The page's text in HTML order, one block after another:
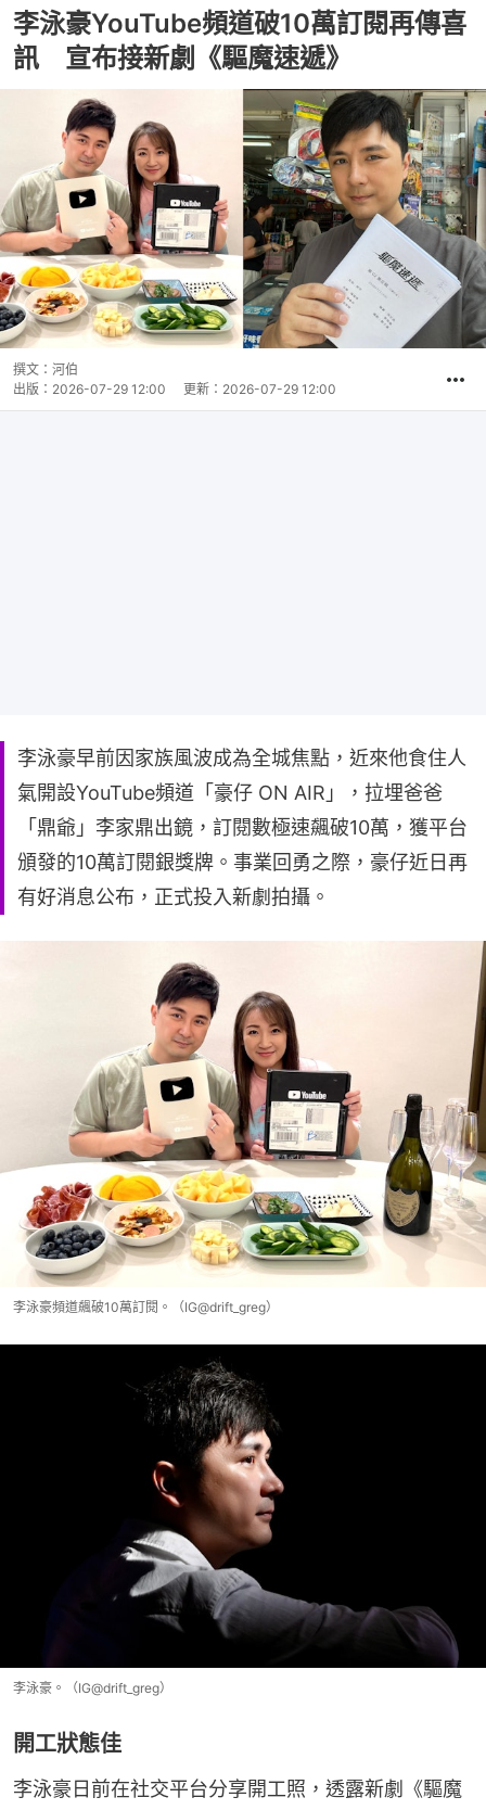
李泳豪YouTube頻道破10萬訂閱再傳喜
訊 宣布接新劇《驅魔速遞》
撰文： 河伯
出版： 2026-07-29 12:00 更新： 2026-07-29 12:00
李泳豪早前因家族風波成為全城焦點，近來他食住人
氣開設YouTube頻道「豪仔 ON AIR」，拉埋爸爸
「鼎爺」李家鼎出鏡，訂閱數極速飆破10萬，獲平台
頒發的10萬訂閱銀獎牌。事業回勇之際，豪仔近日再
有好消息公布，正式投入新劇拍攝。
李泳豪頻道飆破10萬訂閱。（IG@drift_greg）
李泳豪。（IG@drift_greg）
開工狀態佳
李泳豪日前在社交平台分享開工照，透露新劇《驅魔